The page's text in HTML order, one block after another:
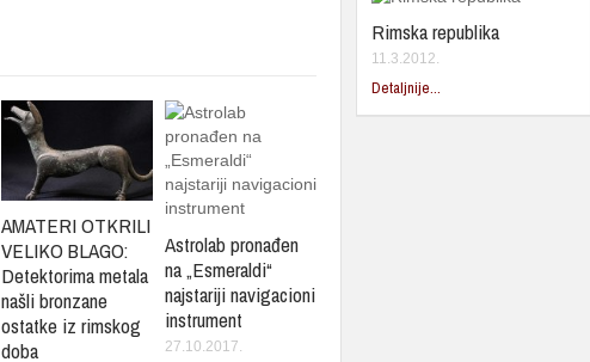
AMATERI OTKRILI
VELIKO BLAGO:
Detektorima metala
našli bronzane
ostatke iz rimskog
doba
Astrolab pronađen
na „Esmeraldi“
najstariji navigacioni
instrument
27.10.2017.
Rimska republika
11.3.2012.
Detaljnije...